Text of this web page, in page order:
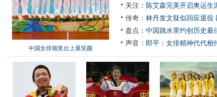
中国女排领奖台上展笑颜
关注： 陈艾森完美开启奥运
传奇： 林丹发文疑似回应退役
盘点： 中国跳水里约创历史最
声音： 郎平：女排精神代代相